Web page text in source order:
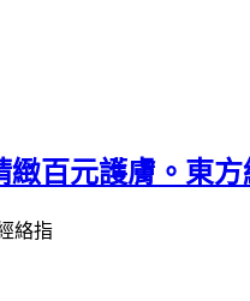
百元護膚。東